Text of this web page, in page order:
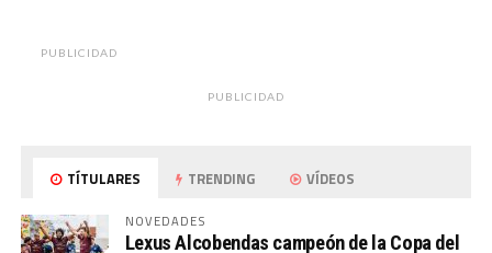
PUBLICIDAD
PUBLICIDAD
TÍTULARES TRENDING VÍDEOS
NOVEDADES
Lexus Alcobendas campeón de la Copa del